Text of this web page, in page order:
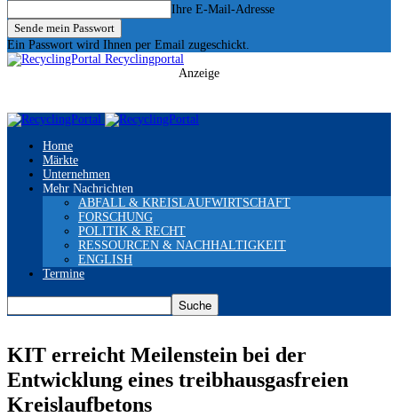
Ihre E-Mail-Adresse
Ein Passwort wird Ihnen per Email zugeschickt.
Recyclingportal
Anzeige
Home
Märkte
Unternehmen
Mehr Nachrichten
ABFALL & KREISLAUFWIRTSCHAFT
FORSCHUNG
POLITIK & RECHT
RESSOURCEN & NACHHALTIGKEIT
ENGLISH
Termine
KIT erreicht Meilenstein bei der
Entwicklung eines treibhausgasfreien
Kreislaufbetons